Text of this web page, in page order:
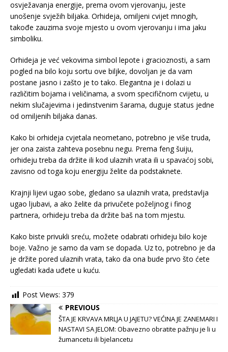
osvježavanja energije, prema ovom vjerovanju, jeste
unošenje svježih biljaka. Orhideja, omiljeni cvijet mnogih,
takođe zauzima svoje mjesto u ovom vjerovanju i ima jaku
simboliku.
Orhideja je već vekovima simbol lepote i gracioznosti, a sam
pogled na bilo koju sortu ove biljke, dovoljan je da vam
postane jasno i zašto je to tako. Elegantna je i dolazi u
različitim bojama i veličinama, a svom specifičnom cvijetu, u
nekim slučajevima i jedinstvenim šarama, duguje status jedne
od omiljenih biljaka danas.
Kako bi orhideja cvjetala neometano, potrebno je više truda,
jer ona zaista zahteva posebnu negu. Prema feng šuiju,
orhideju treba da držite ili kod ulaznih vrata ili u spavaćoj sobi,
zavisno od toga koju energiju želite da podstaknete.
Krajnji lijevi ugao sobe, gledano sa ulaznih vrata, predstavlja
ugao ljubavi, a ako želite da privučete poželjnog i finog
partnera, orhideju treba da držite baš na tom mjestu.
Kako biste privukli sreću, možete odabrati orhideju bilo koje
boje. Važno je samo da vam se dopada. Uz to, potrebno je da
je držite pored ulaznih vrata, tako da ona bude prvo što ćete
ugledati kada uđete u kuću.
Post Views: 379
PREVIOUS
ŠTA JE KRVAVA MRLJA U JAJETU? VEĆINA JE ZANEMARI I
NASTAVI SA JELOM: Obavezno obratite pažnju je li u
žumancetu ili bjelancetu